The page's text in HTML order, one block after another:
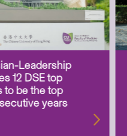
Leadership
12 DSE top
to be the top
years